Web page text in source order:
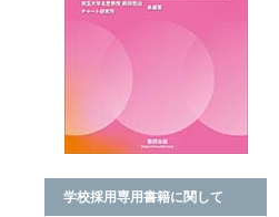
学校採用専用書籍に関して